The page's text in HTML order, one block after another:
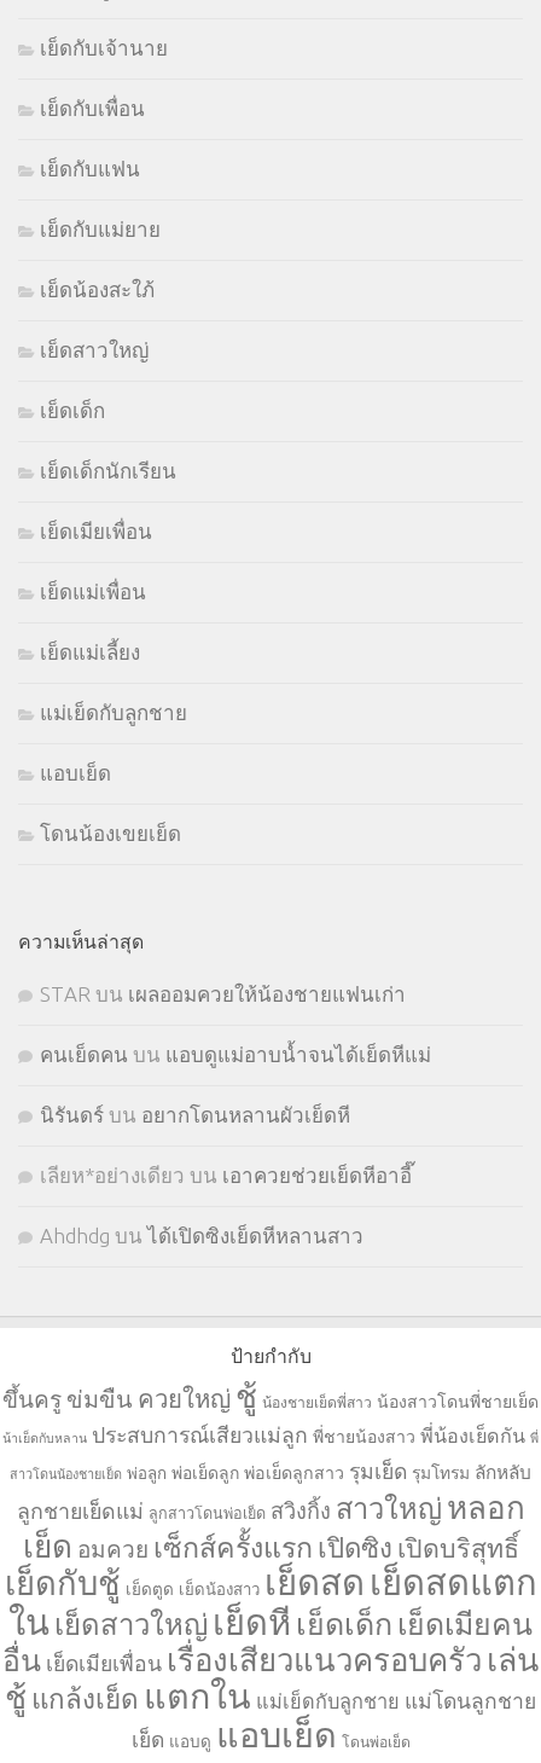
เย็ดกับเจ้านาย
เย็ดกับเพื่อน
เย็ดกับแฟน
เย็ดกับแม่ยาย
เย็ดน้องสะใภ้
เย็ดสาวใหญ่
เย็ดเด็ก
เย็ดเด็กนักเรียน
เย็ดเมียเพื่อน
เย็ดแม่เพื่อน
เย็ดแม่เลี้ยง
แม่เย็ดกับลูกชาย
แอบเย็ด
โดนน้องเขยเย็ด
ความเห็นล่าสุด
STㅤAR บน เผลออมควยให้น้องชายแฟนเก่า
คนเย็ดคน บน แอบดูแม่อาบน้ำจนได้เย็ดหีแม่
นิรันดร์ บน อยากโดนหลานผัวเย็ดหี
เลียห*อย่างเดียว บน เอาควยช่วยเย็ดหีอาอี๊
Ahdhdg บนได้เปิดซิงเย็ดหีหลานสาว
ป้ายกำกับ
ขึ้นครู ข่มขืน ควยใหญ่ ชู้ น้องชายเย็ดพี่สาว น้องสาวโดนพี่ชายเย็ด
น้าเย็ดกับหลาน ประสบการณ์เสียวแม่ลูก พี่ชายน้องสาว พี่น้องเย็ดกัน พี่
สาวโดนน้องชายเย็ด พ่อลูก พ่อเย็ดลูก พ่อเย็ดลูกสาว รุมเย็ด รุมโทรม ลักหลับ
ลูกชายเย็ดแม่ ลูกสาวโดนพ่อเย็ด สวิงกิ้ง สาวใหญ่ หลอก
เย็ด อมควย เซ็กส์ครั้งแรก เปิดซิง เปิดบริสุทธิ์
เย็ดกับชู้ เย็ดตูด เย็ดน้องสาว เย็ดสด เย็ดสดแตก
ใน เย็ดสาวใหญ่ เย็ดหี เย็ดเด็ก เย็ดเมียคน
อื่น เย็ดเมียเพื่อน เรื่องเสียวแนวครอบครัว เล่น
ชู้ แกล้งเย็ด แตกใน แม่เย็ดกับลูกชาย แม่โดนลูกชาย
เย็ด แอบดู แอบเย็ด โดนพ่อเย็ด